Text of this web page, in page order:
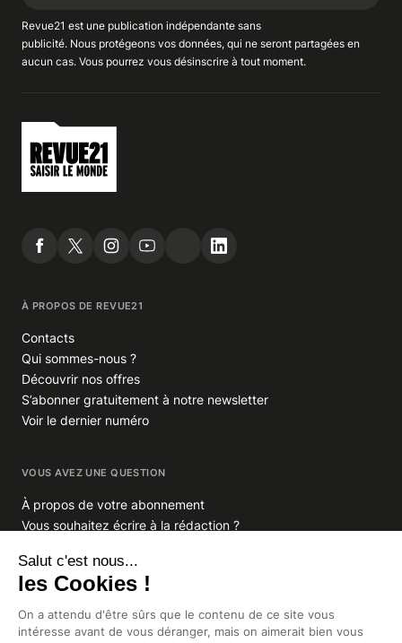
Revue21 est une publication indépendante sans
publicité. Nous protégeons vos données, qui ne seront partagées en
aucun cas. Vous pourrez vous désinscrire à tout moment.
À PROPOS DE REVUE21
Contacts
Qui sommes-nous ?
Découvrir nos offres
S’abonner gratuitement à notre newsletter
Voir le dernier numéro
VOUS AVEZ UNE QUESTION
À propos de votre abonnement
Vous souhaitez écrire à la rédaction ?
GROUPE INDIGO PUBLICATIONS
En savoir plus sur Indigo Publications
La Lettre